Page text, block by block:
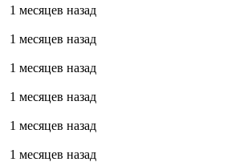
1 месяцев назад
1 месяцев назад
1 месяцев назад
1 месяцев назад
1 месяцев назад
1 месяцев назад